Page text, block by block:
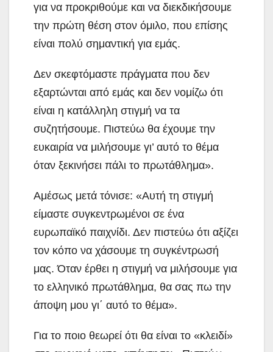
για να προκριθούμε και να διεκδικήσουμε
την πρώτη θέση στον όμιλο, που επίσης
είναι πολύ σημαντική για εμάς.
Δεν σκεφτόμαστε πράγματα που δεν
εξαρτώνται από εμάς και δεν νομίζω ότι
είναι η κατάλληλη στιγμή να τα
συζητήσουμε. Πιστεύω θα έχουμε την
ευκαιρία να μιλήσουμε γι’ αυτό το θέμα
όταν ξεκινήσει πάλι το πρωτάθλημα».
Αμέσως μετά τόνισε: «Αυτή τη στιγμή
είμαστε συγκεντρωμένοι σε ένα
ευρωπαϊκό παιχνίδι. Δεν πιστεύω ότι αξίζει
τον κόπο να χάσουμε τη συγκέντρωσή
μας. Όταν έρθει η στιγμή να μιλήσουμε για
το ελληνικό πρωτάθλημα, θα σας πω την
άποψη μου γι΄ αυτό το θέμα».
Για το ποιο θεωρεί ότι θα είναι το «κλειδί»